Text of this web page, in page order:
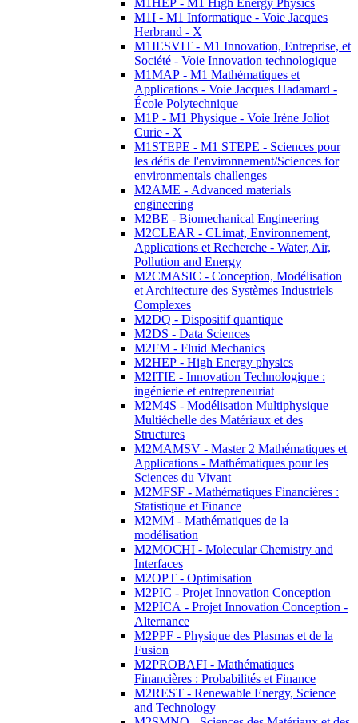
M1HEP - M1 High Energy Physics
M1I - M1 Informatique - Voie Jacques
Herbrand - X
M1IESVIT - M1 Innovation, Entreprise, et
Société - Voie Innovation technologique
M1MAP - M1 Mathématiques et
Applications - Voie Jacques Hadamard -
École Polytechnique
M1P - M1 Physique - Voie Irène Joliot
Curie - X
M1STEPE - M1 STEPE - Sciences pour
les défis de l'environnement/Sciences for
environmentals challenges
M2AME - Advanced materials
engineering
M2BE - Biomechanical Engineering
M2CLEAR - CLimat, Environnement,
Applications et Recherche - Water, Air,
Pollution and Energy
M2CMASIC - Conception, Modélisation
et Architecture des Systèmes Industriels
Complexes
M2DQ - Dispositif quantique
M2DS - Data Sciences
M2FM - Fluid Mechanics
M2HEP - High Energy physics
M2ITIE - Innovation Technologique :
ingénierie et entrepreneuriat
M2M4S - Modélisation Multiphysique
Multiéchelle des Matériaux et des
Structures
M2MAMSV - Master 2 Mathématiques et
Applications - Mathématiques pour les
Sciences du Vivant
M2MFSF - Mathématiques Financières :
Statistique et Finance
M2MM - Mathématiques de la
modélisation
M2MOCHI - Molecular Chemistry and
Interfaces
M2OPT - Optimisation
M2PIC - Projet Innovation Conception
M2PICA - Projet Innovation Conception -
Alternance
M2PPF - Physique des Plasmas et de la
Fusion
M2PROBAFI - Mathématiques
Financières : Probabilités et Finance
M2REST - Renewable Energy, Science
and Technology